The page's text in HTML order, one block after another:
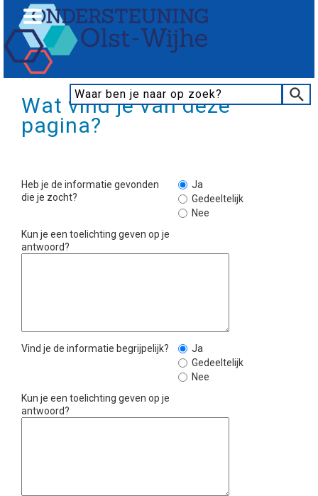
Wat vind je van deze
pagina?
Heb je de informatie gevonden
die je zocht?
Ja
Gedeeltelijk
Nee
Kun je een toelichting geven op je
antwoord?
Vind je de informatie begrijpelijk?
Ja
Gedeeltelijk
Nee
Kun je een toelichting geven op je
antwoord?